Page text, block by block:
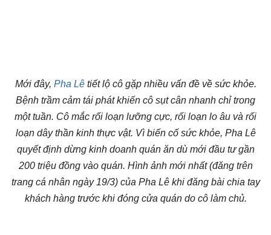
Mới đây, Pha Lê tiết lộ cô gặp nhiều vấn đề về sức khỏe.
Bệnh trầm cảm tái phát khiến cô sụt cân nhanh chỉ trong
một tuần. Cô mắc rối loạn lưỡng cực, rối loạn lo âu và rối
loạn dây thần kinh thực vật. Vì biến cố sức khỏe, Pha Lê
quyết định dừng kinh doanh quán ăn dù mới đầu tư gần
200 triệu đồng vào quán. Hình ảnh mới nhất (đăng trên
trang cá nhân ngày 19/3) của Pha Lê khi đăng bài chia tay
khách hàng trước khi đóng cửa quán do cô làm chủ.